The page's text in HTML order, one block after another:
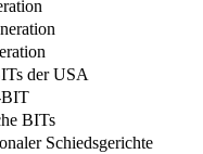
der USA
BIT
BITs
Schiedsgerichte